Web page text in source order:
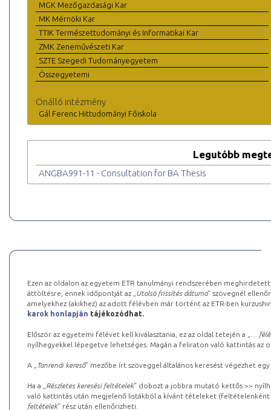
MGK Mezőgazdasági Kar
MK Mérnöki Kar
TTIK Természettudományi és Informatikai Kar
ZMK Zeneművészeti Kar
SZTE Szegedi Tudományegyetem
Összegyetemi
Önálló intézmény
Gál Ferenc Hittudományi Főiskola
Legutóbb
ANGBA991-11 - Consultation for BA Thesis
Ezen az oldalon az egyetem ETR tanulmányi rendszerében
áttöltésre, ennek időpontját az „ Utolsó frissítés dátuma” szövegnél
amelyekhez (akikhez) az adott félévben már történt az ETR-ben
karok honlapján tájékozódhat.
Először az egyetemi félévet kell kiválasztania, ez az oldal tetején a „
…
nyílhegyekkel lépegetve lehetséges. Magán a feliraton való kattintás az
A „ Tanrendi kereső” mezőbe írt szöveggel általános keresést végezhet
Ha a „ Részletes keresési feltételek” dobozt a jobbra mutató kettős >>
való kattintás után megjelenő listákból a kívánt tételeket (feltételenként
feltételek” rész után ellenőrizheti.